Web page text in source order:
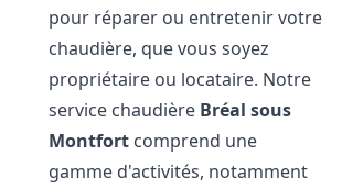
pour réparer ou entretenir votre
chaudière, que vous soyez
propriétaire ou locataire. Notre
service chaudière Bréal sous
Montfort comprend une
gamme d'activités, notamment